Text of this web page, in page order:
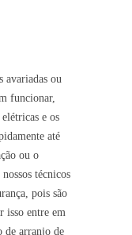
avariadas ou
funcionar,
e os
até
ou o
técnicos
pois são
isso entre em
de arranjo de